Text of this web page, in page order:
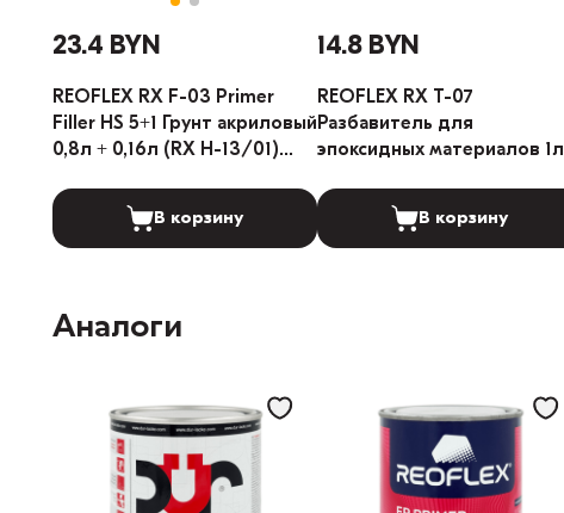
23.4 BYN
REOFLEX RX F-03 Primer
Filler HS 5+1 Грунт акриловый
0,8л + 0,16л (RX H-13/01)
В корзину
14.8 BYN
REOFLEX RX T-07
Разбавитель для
эпоксидных материалов 1л
В корзину
Аналоги